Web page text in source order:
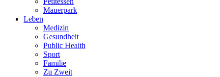
Mauerpark
Leben
Medizin
Gesundheit
Public Health
Sport
Familie
Zu Zweit